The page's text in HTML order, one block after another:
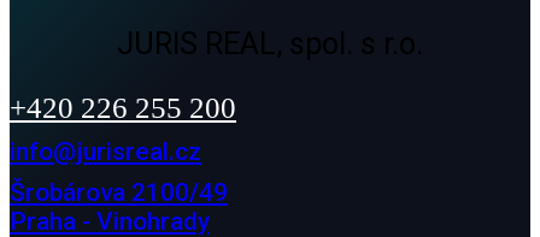
JURIS REAL, spol. s r.o.
+420 226 255 200
info@jurisreal.cz
Šrobárova 2100/49
Praha - Vinohrady